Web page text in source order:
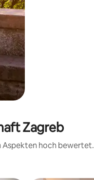
Zagreb
Aspekten hoch bewertet.